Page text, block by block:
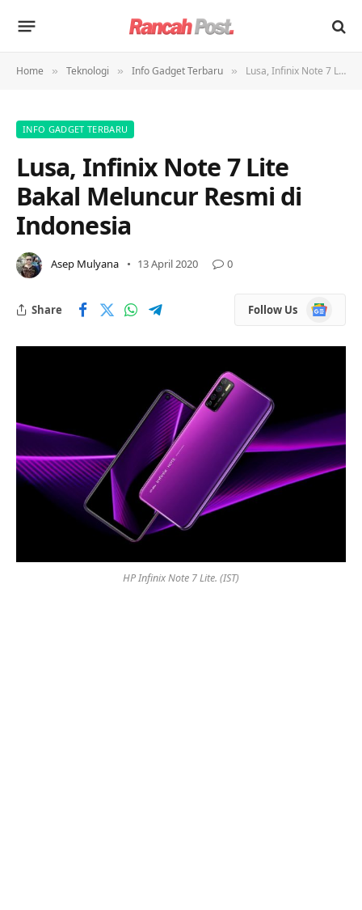
Home » Teknologi » Info Gadget Terbaru » Lusa, Infinix Note 7 Lite Bakal Meluncur Resmi di Indonesia
INFO GADGET TERBARU
Lusa, Infinix Note 7 Lite
Bakal Meluncur Resmi di
Indonesia
Asep Mulyana 13 April 2020 0
Share Follow Us
Google
News
HP Infinix Note 7 Lite. (IST)